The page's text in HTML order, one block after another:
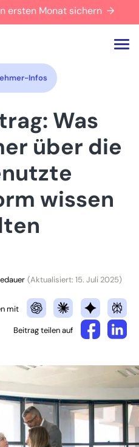
ersten Monat sichern →
Infos
Was
über die
wissen
(Aktualisiert: 15. Juli 2025)
mit
Beitrag teilen auf